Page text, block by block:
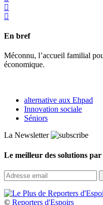
En bref
Méconnu, l’accueil familial
économique.
alternative aux Ehpad
Innovation sociale
Séniors
La Newsletter
Le meilleur des solutions
© Reporters d'Espoirs